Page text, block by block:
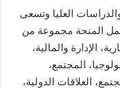
العليا وتسعى
المنحة مجموعة من
الإدارة والمالية،
المجتمع،
العلاقات الدولية،